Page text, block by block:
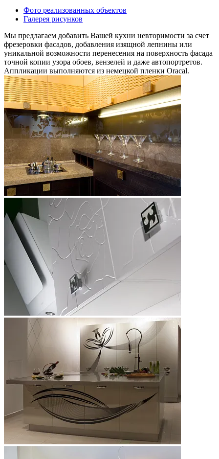
Фото реализованных объектов
Галерея рисунков
Мы предлагаем добавить Вашей кухни невторимости за счет
фрезеровки фасадов, добавления изящной лепнины или
уникальной возможности перенесения на поверхность фасада
точной копии узора обоев, вензелей и даже автопортретов.
Аппликации выполняются из немецкой пленки Oracal.